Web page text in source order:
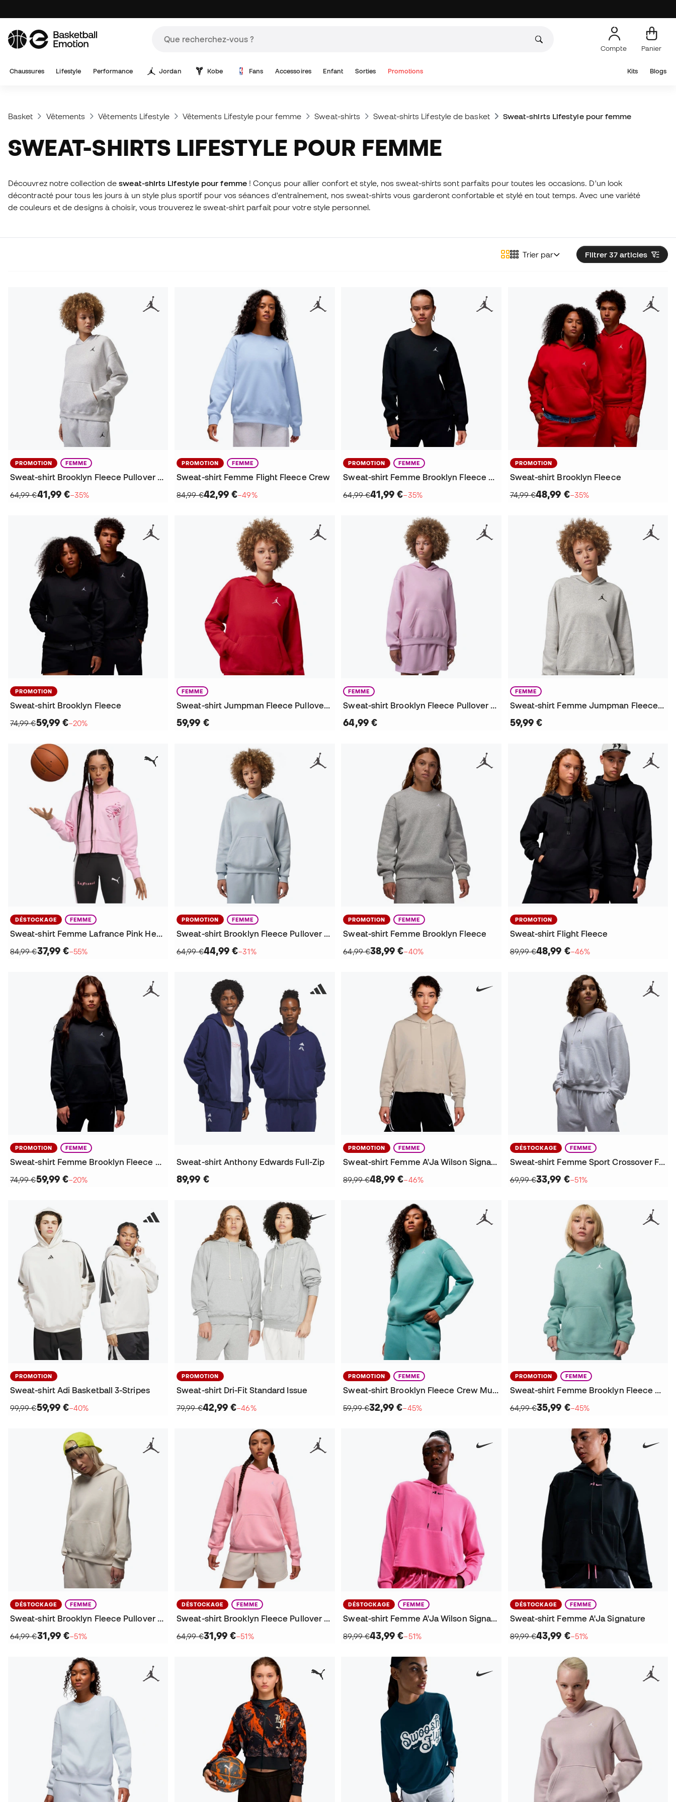
Compte Panier
Chaussures Lifestyle Performance Jordan Kobe Fans Accessoires Enfant Sorties Promotions Kits Blogs
Basket Vêtements Vêtements Lifestyle Vêtements Lifestyle pour femme Sweat-shirts Sweat-shirts Lifestyle de basket Sweat-shirts Lifestyle pour femme
SWEAT-SHIRTS LIFESTYLE POUR FEMME
Découvrez notre collection desweat-shirts Lifestyle pour femme! Conçus pour allier confort et style, nos sweat-shirts sont parfaits pour toutes les occasions. D'un look
décontracté pour tous les jours à un style plus sportif pour vos séances d'entraînement, nos sweat-shirts vous garderont confortable et stylé en tout temps. Avec une variété
de couleurs et de designs à choisir, vous trouverez le sweat-shirt parfait pour votre style personnel.
Filtrer 37 articles
Trier par
PROMOTION FEMME
Sweat-shirt Brooklyn Fleece Pullover Mujer
64,99 €41,99 €−35%
PROMOTION FEMME
Sweat-shirt Femme Flight Fleece Crew
84,99 €42,99 €−49%
PROMOTION FEMME
Sweat-shirt Femme Brooklyn Fleece Crew
64,99 €41,99 €−35%
PROMOTION
Sweat-shirt Brooklyn Fleece
74,99 €48,99 €−35%
PROMOTION
Sweat-shirt Brooklyn Fleece
74,99 €59,99 €−20%
FEMME
Sweat-shirt Jumpman Fleece Pullover Mujer
59,99 €
FEMME
Sweat-shirt Brooklyn Fleece Pullover Mujer
64,99 €
FEMME
Sweat-shirt Femme Jumpman Fleece Pullover
59,99 €
DÉSTOCKAGE FEMME
Sweat-shirt Femme Lafrance Pink Heem Crop
84,99 €37,99 €−55%
PROMOTION FEMME
Sweat-shirt Brooklyn Fleece Pullover Mujer
64,99 €44,99 €−31%
PROMOTION FEMME
Sweat-shirt Femme Brooklyn Fleece
64,99 €38,99 €−40%
PROMOTION
Sweat-shirt Flight Fleece
89,99 €48,99 €−46%
PROMOTION FEMME
Sweat-shirt Femme Brooklyn Fleece Pullover
74,99 €59,99 €−20%
Sweat-shirt Anthony Edwards Full-Zip
89,99 €
PROMOTION FEMME
Sweat-shirt Femme A'Ja Wilson Signature
89,99 €48,99 €−46%
DÉSTOCKAGE FEMME
Sweat-shirt Femme Sport Crossover Fleece
69,99 €33,99 €−51%
PROMOTION
Sweat-shirt Adi Basketball 3-Stripes
99,99 €59,99 €−40%
PROMOTION
Sweat-shirt Dri-Fit Standard Issue
79,99 €42,99 €−46%
PROMOTION FEMME
Sweat-shirt Brooklyn Fleece Crew Mujer
59,99 €32,99 €−45%
PROMOTION FEMME
Sweat-shirt Femme Brooklyn Fleece Pullover
64,99 €35,99 €−45%
DÉSTOCKAGE FEMME
Sweat-shirt Brooklyn Fleece Pullover Mujer
64,99 €31,99 €−51%
DÉSTOCKAGE FEMME
Sweat-shirt Brooklyn Fleece Pullover Mujer
64,99 €31,99 €−51%
DÉSTOCKAGE FEMME
Sweat-shirt Femme A'Ja Wilson Signature
89,99 €43,99 €−51%
DÉSTOCKAGE FEMME
Sweat-shirt Femme A'Ja Signature
89,99 €43,99 €−51%